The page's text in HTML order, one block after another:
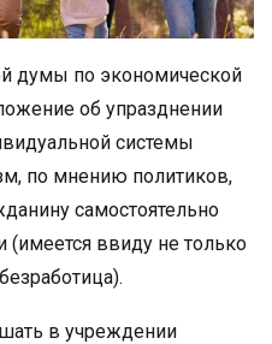
думы по экономической
об упразднении
системы
по мнению политиков,
самостоятельно
(имеется ввиду не только
в учреждении